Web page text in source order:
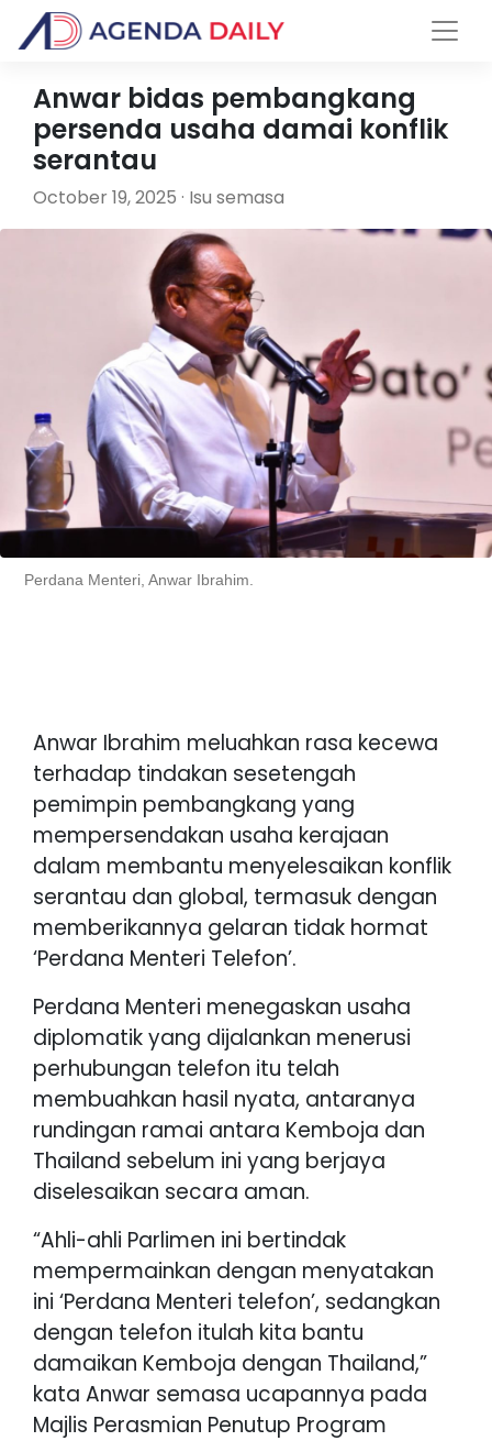
Anwar bidas pembangkang
persenda usaha damai konflik
serantau
October 19, 2025 · Isu semasa
Perdana Menteri, Anwar Ibrahim.
Anwar Ibrahim meluahkan rasa kecewa
terhadap tindakan sesetengah
pemimpin pembangkang yang
mempersendakan usaha kerajaan
dalam membantu menyelesaikan konflik
serantau dan global, termasuk dengan
memberikannya gelaran tidak hormat
‘Perdana Menteri Telefon’.
Perdana Menteri menegaskan usaha
diplomatik yang dijalankan menerusi
perhubungan telefon itu telah
membuahkan hasil nyata, antaranya
rundingan ramai antara Kemboja dan
Thailand sebelum ini yang berjaya
diselesaikan secara aman.
“Ahli-ahli Parlimen ini bertindak
mempermainkan dengan menyatakan
ini ‘Perdana Menteri telefon’, sedangkan
dengan telefon itulah kita bantu
damaikan Kemboja dengan Thailand,”
kata Anwar semasa ucapannya pada
Majlis Perasmian Penutup Program